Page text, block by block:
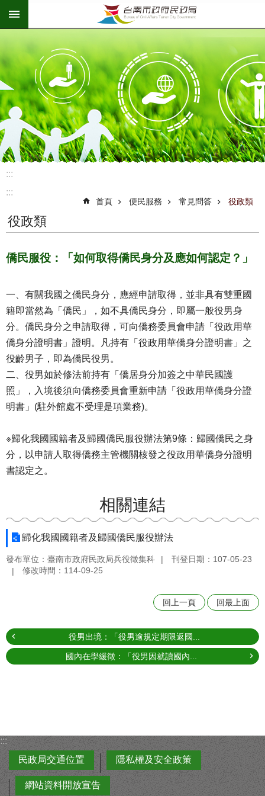
跳到主要內容區塊
:::
:::
首頁 便民服務 常見問答 役政類
役政類
僑民服役：「如何取得僑民身分及應如何認定？」
一、有關我國之僑民身分，應經申請取得，並非具有雙重國
籍即當然為「僑民」，如不具僑民身分，即屬一般役男身
分。僑民身分之申請取得，可向僑務委員會申請「役政用華
僑身分證明書」證明。凡持有「役政用華僑身分證明書」之
役齡男子，即為僑民役男。
二、役男如於修法前持有「僑居身分加簽之中華民國護
照」，入境後須向僑務委員會重新申請「役政用華僑身分證
明書」(駐外館處不受理是項業務)。
※歸化我國國籍者及歸國僑民服役辦法第9條：歸國僑民之身
分，以申請人取得僑務主管機關核發之役政用華僑身分證明
書認定之。
相關連結
歸化我國國籍者及歸國僑民服役辦法
發布單位：臺南市政府民政局兵役徵集科
刊登日期：107-05-23
修改時間：114-09-25
回上一頁 回最上面
役男出境：「役男逾規定期限返國...
國內在學緩徵：「役男因就讀國內...
:::
民政局交通位置
隱私權及安全政策
網站資料開放宣告